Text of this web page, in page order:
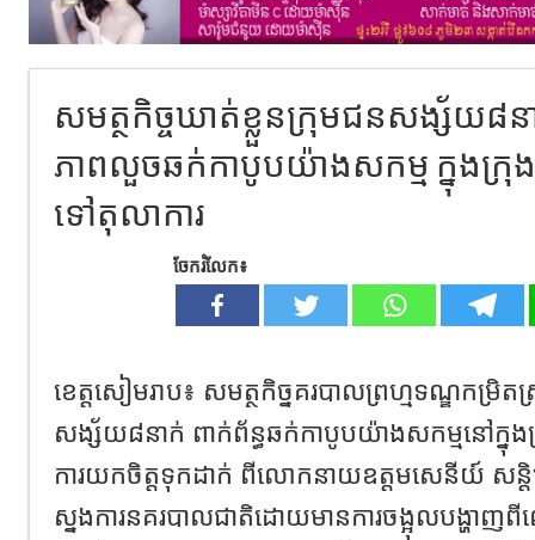
សមត្ថកិច្ចឃាត់ខ្លួនក្រុមជនសង្ស័យ៨ន
ភាពលួចឆក់កាបូបយ៉ាងសកម្ម ក្នុងក្រុ
ទៅតុលាការ
ចែករំលែក៖
ខេត្តសៀមរាប៖ សមត្ថកិច្នគរបាលព្រហ្មទណ្ឌកម្រិត
សង្ស័យ៨នាក់ ពាក់ព័ន្ធឆក់កាបូបយ៉ាងសកម្មនៅក្នុ
ការយកចិត្តទុកដាក់ ពីលោកនាយឧត្តមសេនីយ៍ សន្
ស្នងការនគរបាលជាតិដោយមានការចង្អុលបង្ហា